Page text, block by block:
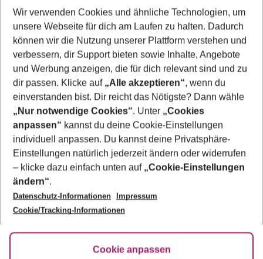
2 Erwachsene Keine Kinder
Mehr Filter anzeigen
Footer
Footer navigation
Über uns
AGB
Bestpreisgarantie
Cookie-Einstellungen ändern
Cookie-Richtlinie
Agenturbetreuung
Barrierefreies Reisen
FAQ
HanseMerkur Reiseversicherung
Folge uns
Wir verwenden Cookies und ähnliche Technologien, um
unsere Webseite für dich am Laufen zu halten. Dadurch
können wir die Nutzung unserer Plattform verstehen und
verbessern, dir Support bieten sowie Inhalte, Angebote
und Werbung anzeigen, die für dich relevant sind und zu
dir passen. Klicke auf „Alle akzeptieren“, wenn du
einverstanden bist. Dir reicht das Nötigste? Dann wähle
„Nur notwendige Cookies“. Unter „Cookies
anpassen“ kannst du deine Cookie-Einstellungen
individuell anpassen. Du kannst deine Privatsphäre-
Einstellungen natürlich jederzeit ändern oder widerrufen
– klicke dazu einfach unten auf „Cookie-Einstellungen
ändern“.
Datenschutz-Informationen
Impressum
Cookie/Tracking-Informationen
Cookie anpassen